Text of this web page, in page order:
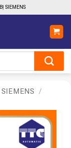
SIEMENS
/